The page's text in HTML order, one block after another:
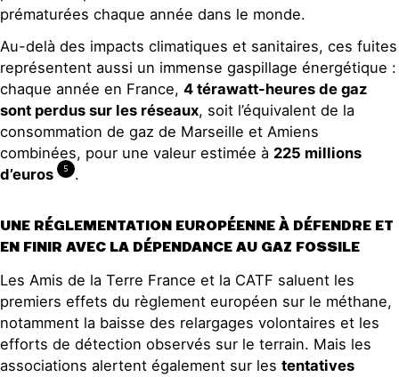
prématurées chaque année dans le monde.
Au-delà des impacts climatiques et sanitaires, ces fuites
représentent aussi un immense gaspillage énergétique :
chaque année en France, 4 térawatt-heures de gaz
sont perdus sur les réseaux, soit l’équivalent de la
consommation de gaz de Marseille et Amiens
combinées, pour une valeur estimée à 225 millions
d’euros
5 .
UNE RÉGLEMENTATION EUROPÉENNE À DÉFENDRE ET
EN FINIR AVEC LA DÉPENDANCE AU GAZ FOSSILE
Les Amis de la Terre France et la CATF saluent les
premiers effets du règlement européen sur le méthane,
notamment la baisse des relargages volontaires et les
efforts de détection observés sur le terrain. Mais les
associations alertent également sur les tentatives